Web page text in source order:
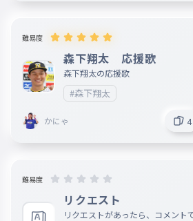
難易度
森下翔太 応援歌
森下翔太の応援歌
#森下翔太
かにゃ 4
難易度
リクエスト
リクエストがあったら、コメント